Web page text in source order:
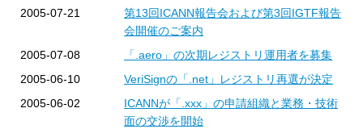
2005-07-21
第13回ICANN報告会および第3回IGTF報告
会開催のご案内
2005-07-08
「.aero」の次期レジストリ運用者を募集
2005-06-10
VeriSignの「.net」レジストリ再選が決定
2005-06-02
ICANNが「.xxx」の申請組織と業務・技術
面の交渉を開始